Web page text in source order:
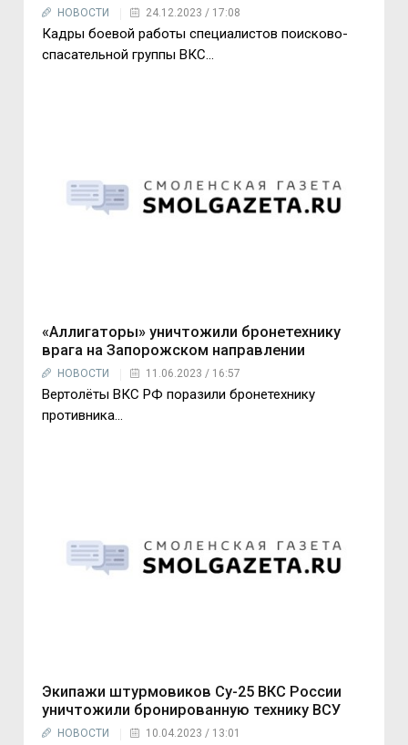
НОВОСТИ 24.12.2023 / 17:08
Кадры боевой работы специалистов поисково-
спасательной группы ВКС...
«Аллигаторы» уничтожили бронетехнику
врага на Запорожском направлении
НОВОСТИ 11.06.2023 / 16:57
Вертолёты ВКС РФ поразили бронетехнику
противника...
Экипажи штурмовиков Су-25 ВКС России
уничтожили бронированную технику ВСУ
НОВОСТИ 10.04.2023 / 13:01